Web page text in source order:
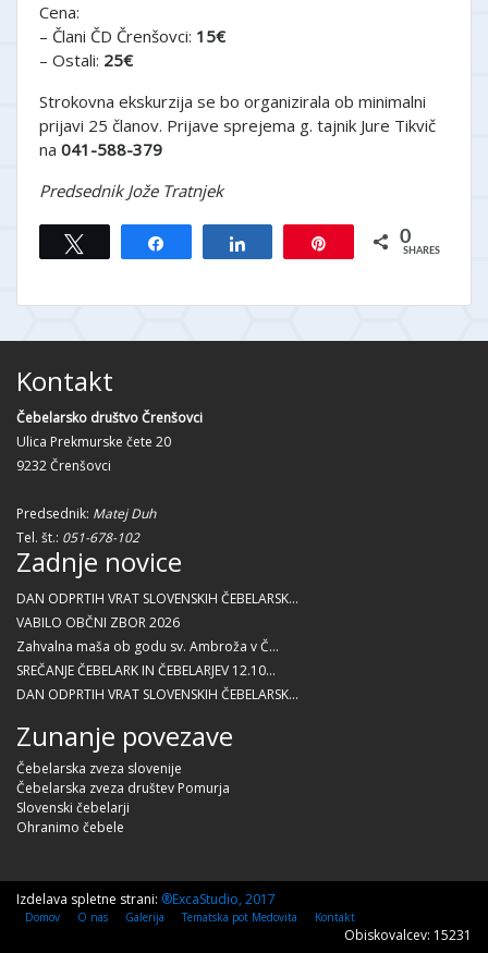
Cena:
– Člani ČD Črenšovci: 15€
– Ostali: 25€
Strokovna ekskurzija se bo organizirala ob minimalni
prijavi 25 članov. Prijave sprejema g. tajnik Jure Tikvič
na 041-588-379
Predsednik Jože Tratnjek
0
SHARES
Kontakt
Čebelarsko društvo Črenšovci
Ulica Prekmurske čete 20
9232 Črenšovci
Predsednik: Matej Duh
Tel. št.: 051-678-102
Zadnje novice
DAN ODPRTIH VRAT SLOVENSKIH ČEBELARSK...
VABILO OBČNI ZBOR 2026
Zahvalna maša ob godu sv. Ambroža v Č...
SREČANJE ČEBELARK IN ČEBELARJEV 12.10...
DAN ODPRTIH VRAT SLOVENSKIH ČEBELARSK...
Zunanje povezave
Čebelarska zveza slovenije
Čebelarska zveza društev Pomurja
Slovenski čebelarji
Ohranimo čebele
Izdelava spletne strani: ®ExcaStudio, 2017
Domov O nas Galerija Tematska pot Medovita Kontakt
Obiskovalcev: 15231